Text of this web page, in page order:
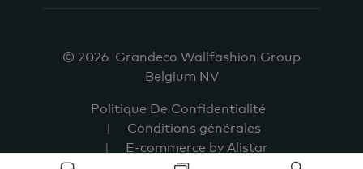
© 2026 Grandeco Wallfashion Group
Belgium NV
Politique De Confidentialité
Conditions générales
E-commerce by Alistar